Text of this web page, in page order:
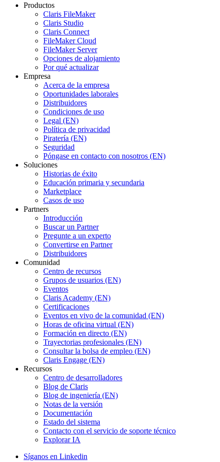
Productos
Claris FileMaker
Claris Studio
Claris Connect
FileMaker Cloud
FileMaker Server
Opciones de alojamiento
Por qué actualizar
Empresa
Acerca de la empresa
Oportunidades laborales
Distribuidores
Condiciones de uso
Legal (EN)
Política de privacidad
Piratería (EN)
Seguridad
Póngase en contacto con nosotros (EN)
Soluciones
Historias de éxito
Educación primaria y secundaria
Marketplace
Casos de uso
Partners
Introducción
Buscar un Partner
Pregunte a un experto
Convertirse en Partner
Distribuidores
Comunidad
Centro de recursos
Grupos de usuarios (EN)
Eventos
Claris Academy (EN)
Certificaciones
Eventos en vivo de la comunidad (EN)
Horas de oficina virtual (EN)
Formación en directo (EN)
Trayectorias profesionales (EN)
Consultar la bolsa de empleo (EN)
Claris Engage (EN)
Recursos
Centro de desarrolladores
Blog de Claris
Blog de ingeniería (EN)
Notas de la versión
Documentación
Estado del sistema
Contacto con el servicio de soporte técnico
Explorar IA
Síganos en Linkedin